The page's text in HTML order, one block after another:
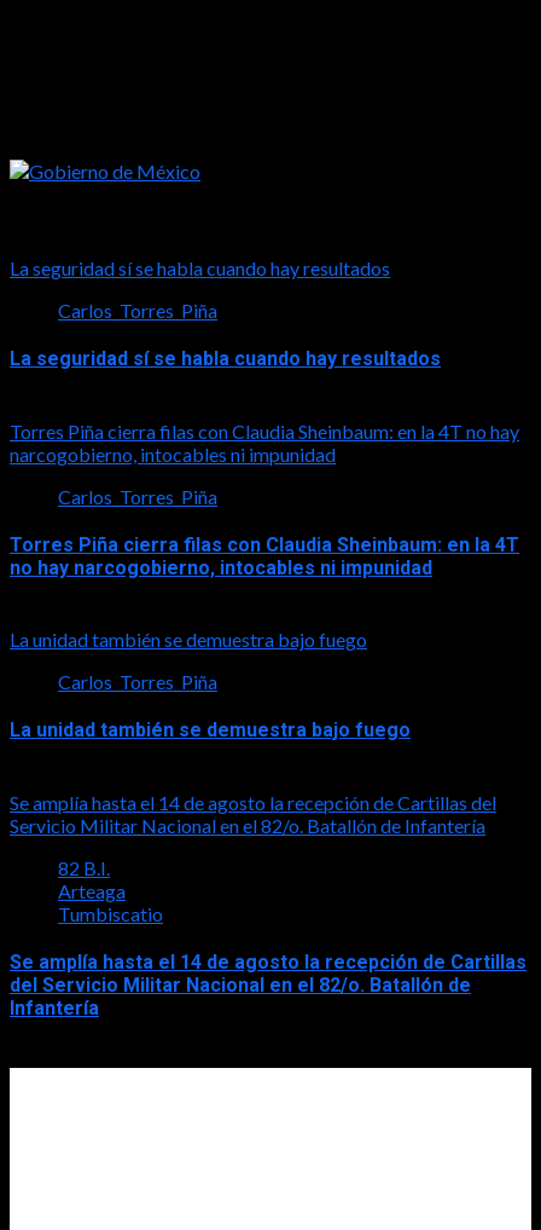
La seguridad sí se habla cuando hay resultados
Carlos_Torres_Piña
La seguridad sí se habla cuando hay resultados
Torres Piña cierra filas con Claudia Sheinbaum: en la 4T no hay
narcogobierno, intocables ni impunidad
Carlos_Torres_Piña
Torres Piña cierra filas con Claudia Sheinbaum: en la 4T
no hay narcogobierno, intocables ni impunidad
La unidad también se demuestra bajo fuego
Carlos_Torres_Piña
La unidad también se demuestra bajo fuego
Se amplía hasta el 14 de agosto la recepción de Cartillas del
Servicio Militar Nacional en el 82/o. Batallón de Infantería
82 B.I.
Arteaga
Tumbiscatio
Se amplía hasta el 14 de agosto la recepción de Cartillas
del Servicio Militar Nacional en el 82/o. Batallón de
Infantería